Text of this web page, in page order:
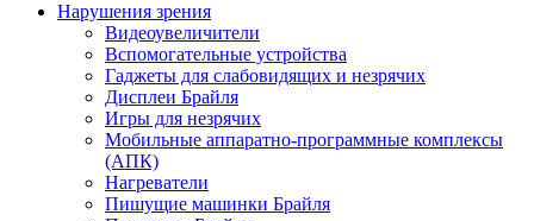
Нарушения зрения
Видеоувеличители
Вспомогательные устройства
Гаджеты для слабовидящих и незрячих
Дисплеи Брайля
Игры для незрячих
Мобильные аппаратно-программные комплексы
(АПК)
Нагреватели
Пишущие машинки Брайля